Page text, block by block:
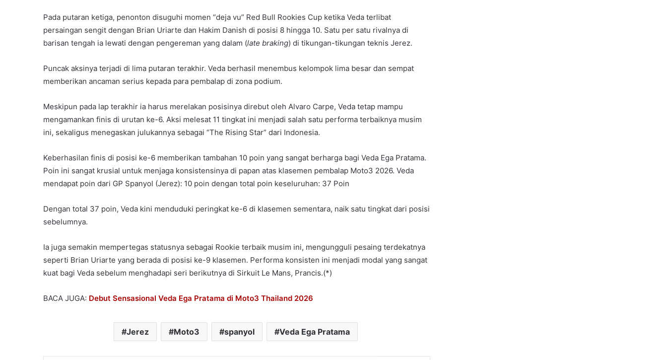
Pada putaran ketiga, penonton disuguhi momen “deja vu” Red Bull Rookies Cup ketika Veda terlibat
persaingan sengit dengan Brian Uriarte dan Hakim Danish di posisi 8 hingga 10. Satu per satu rivalnya di
barisan tengah ia lewati dengan pengereman yang dalam (late braking) di tikungan-tikungan teknis Jerez.
Puncak aksinya terjadi di lima putaran terakhir. Veda berhasil menembus kelompok lima besar dan sempat
memberikan ancaman serius kepada para pembalap di zona podium.
Meskipun pada lap terakhir ia harus merelakan posisinya direbut oleh Alvaro Carpe, Veda tetap mampu
mengamankan finis di urutan ke-6. Aksi melesat 11 tingkat ini menjadi salah satu performa terbaiknya musim
ini, sekaligus menegaskan julukannya sebagai “The Rising Star” dari Indonesia.
Keberhasilan finis di posisi ke-6 memberikan tambahan 10 poin yang sangat berharga bagi Veda Ega Pratama.
Poin ini sangat krusial untuk menjaga konsistensinya di papan atas klasemen pembalap Moto3 2026. Veda
mendapat poin dari GP Spanyol (Jerez): 10 poin dengan total poin keseluruhan: 37 Poin
Dengan total 37 poin, Veda kini menduduki peringkat ke-6 di klasemen sementara, naik satu tingkat dari posisi
sebelumnya.
Ia juga semakin mempertegas statusnya sebagai Rookie terbaik musim ini, mengungguli pesaing terdekatnya
seperti Brian Uriarte yang berada di posisi ke-9 klasemen. Performa konsisten ini menjadi modal yang sangat
kuat bagi Veda sebelum menghadapi seri berikutnya di Sirkuit Le Mans, Prancis.(*)
BACA JUGA: Debut Sensasional Veda Ega Pratama di Moto3 Thailand 2026
Jerez Moto3 spanyol Veda Ega Pratama